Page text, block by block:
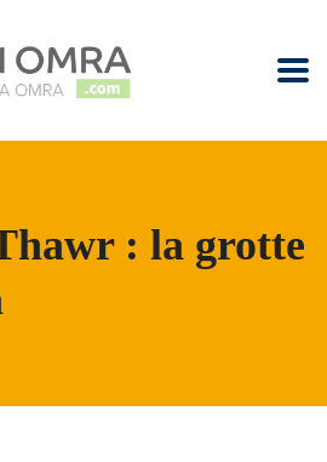
: la grotte